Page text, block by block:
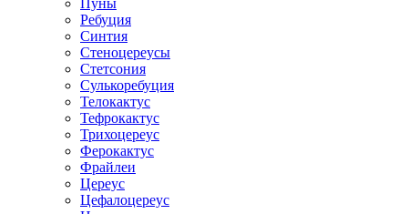
Пуны
Ребуция
Синтия
Стеноцереусы
Стетсония
Сулькоребуция
Телокактус
Тефрокактус
Трихоцереус
Ферокактус
Фрайлеи
Цереус
Цефалоцереус